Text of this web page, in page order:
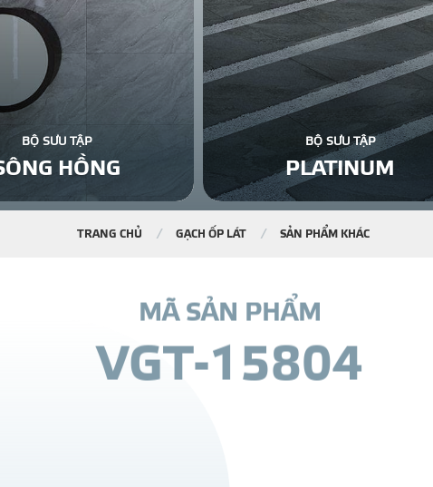
BỘ SƯU TẬP
HỒNG
BỘ SƯU TẬP
PLATINUM
TRANG CHỦ GẠCH ỐP LÁT SẢN PHẨM KHÁC
MÃ SẢN PHẨM
VGT-1 5804